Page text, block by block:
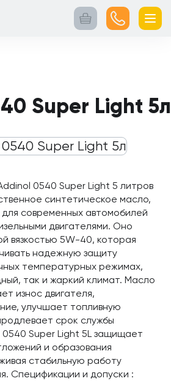
Super Light 5л
0540 Super Light 5 литров
синтетическое масло,
современных автомобилей
двигателями. Оно
вязкостью 5W-40, которая
надежную защиту
температурных режимах,
так и жаркий климат. Масло
износ двигателя,
улучшает топливную
срок службы
0540 Super Light 5L защищает
и образования
стабильную работу
Спецификации и допуски :